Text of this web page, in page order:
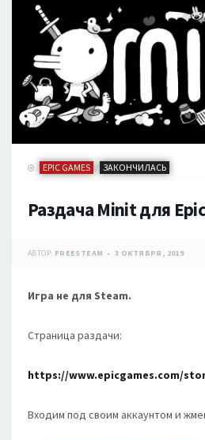
EPIC GAMES / ЗАКОНЧИЛАСЬ
Раздача Minit для
АВТОР: FREESTEAM 3 ОКТЯБРЯ, 2019
Игра не для Steam.
Страница раздачи:
https://www.epicgames.com/
Входим под своим аккаунтом и